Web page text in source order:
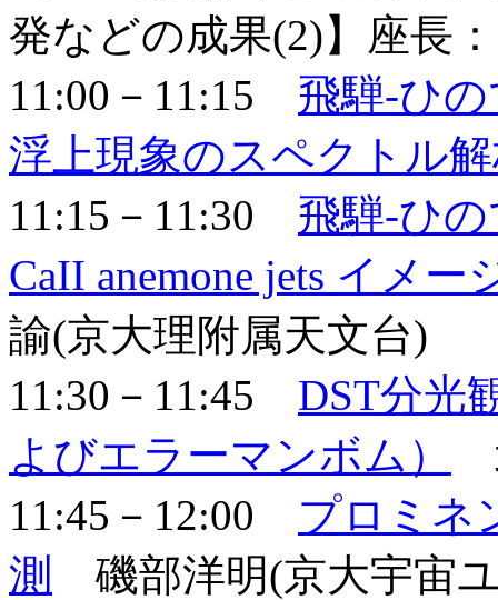
発などの成果(2)】座長：
11:00－11:15 飛騨-ひ
浮上現象のスペクトル
11:15－11:30 飛騨-ひの
CaII anemone jets イメ
諭(京大理附属天文台)
11:30－11:45 DST分光
よびエラーマンボム）
11:45－12:00 プロミネ
測
磯部洋明(京大宇宙